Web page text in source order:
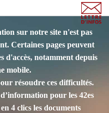
sur notre site n'est pas
Certaines pages peuvent
d'accès, notamment depuis
mobile.
résoudre ces difficultés.
pour les 42es
4 clics les documents